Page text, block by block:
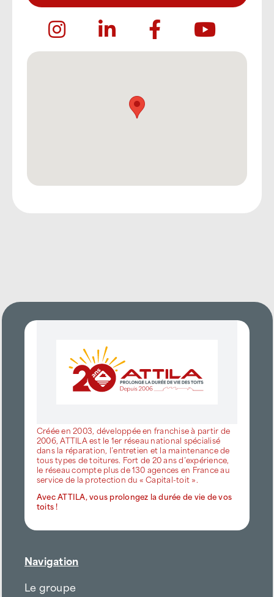
Créée en 2003, développée en franchise à partir de
2006, ATTILA est le 1er réseau national spécialisé
dans la réparation, l’entretien et la maintenance de
tous types de toitures. Fort de 20 ans d’expérience,
le réseau compte plus de 130 agences en France au
service de la protection du « Capital-toit ».
Avec ATTILA, vous prolongez la durée de vie de vos
toits !
Navigation
Le groupe